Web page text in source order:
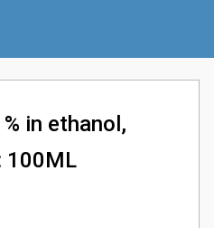
in ethanol,
100ML